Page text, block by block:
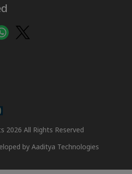
2026 All Rights Reserved
by Aaditya Technologies